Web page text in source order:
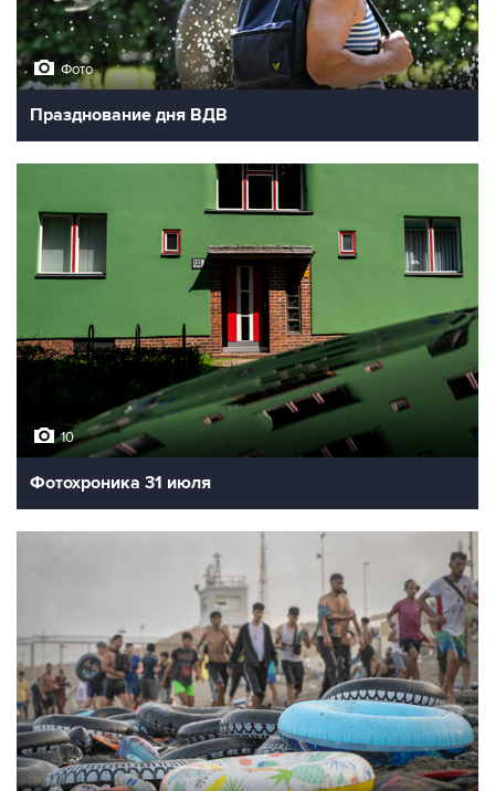
Фото
Празднование дня ВДВ
10
Фотохроника 31 июля